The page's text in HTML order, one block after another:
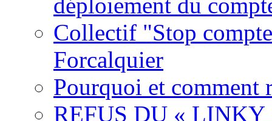
Collectif "Stop
Forcalquier
Pourquoi et comment
REFUS DU « LINKY